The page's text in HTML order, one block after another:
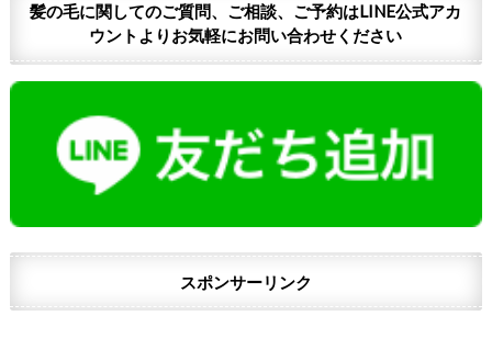
髪の毛に関してのご質問、ご相談、ご予約はLINE公式アカ
ウントよりお気軽にお問い合わせください
スポンサーリンク